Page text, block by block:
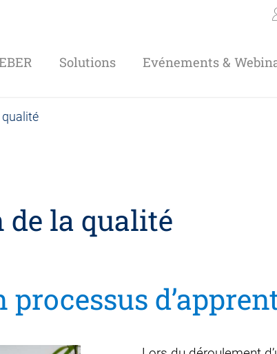
Solutions Evénements &
de la qualité